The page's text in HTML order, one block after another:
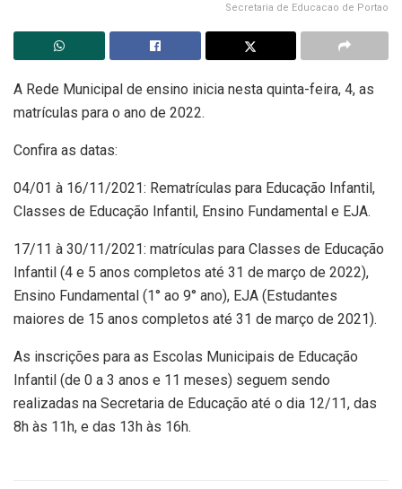
Secretaria de Educacao de Portao
A Rede Municipal de ensino inicia nesta quinta-feira, 4, as
matrículas para o ano de 2022.
Confira as datas:
04/01 à 16/11/2021: Rematrículas para Educação Infantil,
Classes de Educação Infantil, Ensino Fundamental e EJA.
17/11 à 30/11/2021: matrículas para Classes de Educação
Infantil (4 e 5 anos completos até 31 de março de 2022),
Ensino Fundamental (1° ao 9° ano), EJA (Estudantes
maiores de 15 anos completos até 31 de março de 2021).
As inscrições para as Escolas Municipais de Educação
Infantil (de 0 a 3 anos e 11 meses) seguem sendo
realizadas na Secretaria de Educação até o dia 12/11, das
8h às 11h, e das 13h às 16h.